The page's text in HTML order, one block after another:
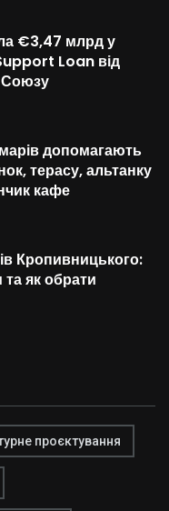
€3,47 млрд у
Loan від
Союзу
допомагають
терасу, альтанку
кафе
Кропивницького:
та як обрати
проєктування